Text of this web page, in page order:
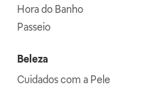
Hora do Banho
Passeio
Beleza
Cuidados com a Pele